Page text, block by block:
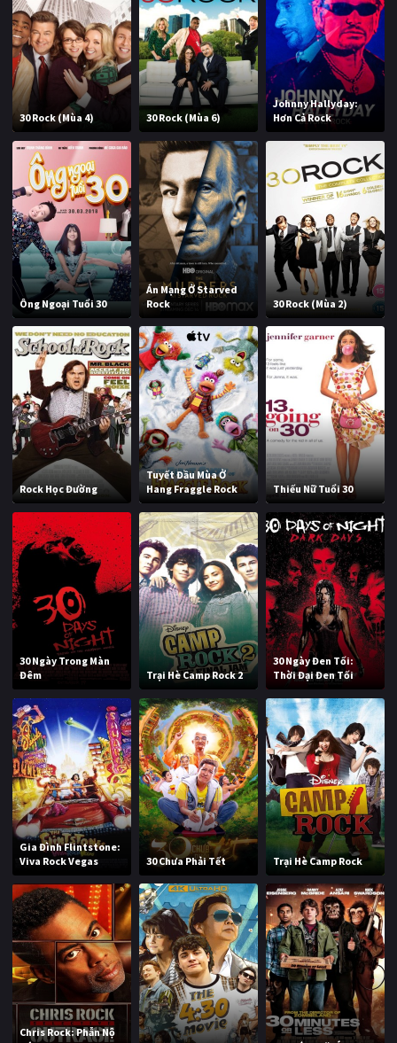
30 Rock (Mùa 4) 30 Rock (Mùa 6)
Johnny Hallyday:
Hơn Cả Rock
Ông Ngoại Tuổi 30
Án Mạng Ở Starved
Rock
30 Rock (Mùa 2)
Rock Học Đường
Tuyết Đầu Mùa Ở
Hang Fraggle Rock
Thiếu Nữ Tuổi 30
30 Ngày Trong Màn
Đêm
Trại Hè Camp Rock 2
30 Ngày Đen Tối:
Thời Đại Đen Tối
Gia Đình Flintstone:
Viva Rock Vegas
30 Chưa Phải Tết Trại Hè Camp Rock
Chris Rock: Phẫn Nộ